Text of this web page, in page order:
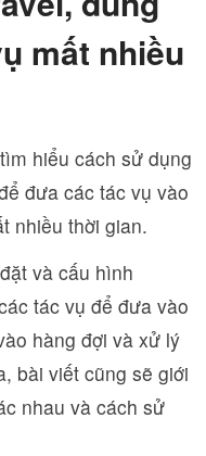
mất nhiều
hiểu cách sử dụng
đưa các tác vụ vào
nhiều thời gian.
và cấu hình
tác vụ để đưa vào
hàng đợi và xử lý
bài viết cũng sẽ giới
nhau và cách sử